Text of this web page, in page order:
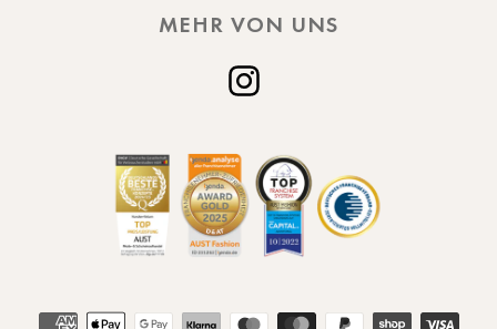
MEHR VON UNS